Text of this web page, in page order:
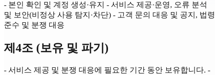
- 본인 확인 및 계정 생성·유지 - 서비스 제공·운영, 오류 분석
및 보안(비정상 사용 탐지·차단) - 고객 문의 대응 및 공지, 법령
준수 및 분쟁 대응
제4조 (보유 및 파기)
- 서비스 제공 및 분쟁 대응에 필요한 기간 동안 보유합니다. -